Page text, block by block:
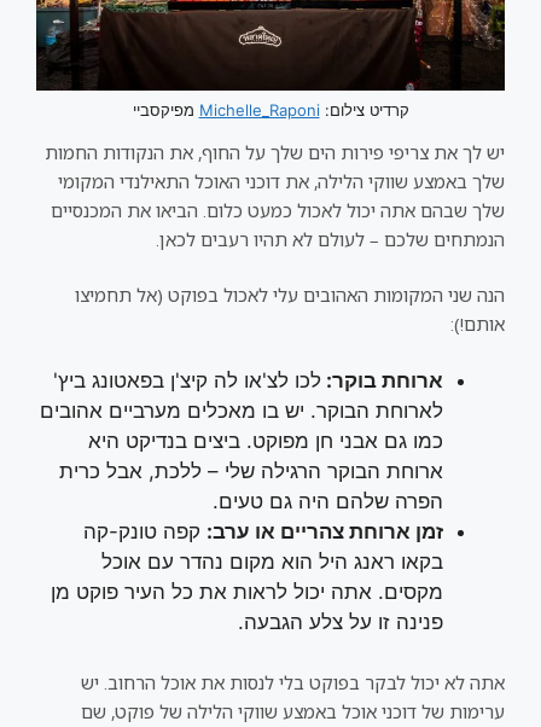
קרדיט צילום:Michelle_Raponi מפיקסביי
יש לך את צריפי פירות הים שלך על החוף, את הנקודות החמות
שלך באמצע שווקי הלילה, את דוכני האוכל התאילנדי המקומי
שלך שבהם אתה יכול לאכול כמעט כלום. הביאו את המכנסיים
הנמתחים שלכם – לעולם לא תהיו רעבים לכאן.
הנה שני המקומות האהובים עלי לאכול בפוקט (אל תחמיצו
אותם!):
ארוחת בוקר: לכו לצ'או לה קיצ'ן בפאטונג ביץ'
לארוחת הבוקר. יש בו מאכלים מערביים אהובים
כמו גם אבני חן מפוקט. ביצים בנדיקט היא
ארוחת הבוקר הרגילה שלי – ללכת, אבל כרית
הפרה שלהם היה גם טעים.
זמן ארוחת צהריים או ערב: קפה טונק-קה
בקאו ראנג היל הוא מקום נהדר עם אוכל
מקסים. אתה יכול לראות את כל העיר פוקט מן
פנינה זו על צלע הגבעה.
אתה לא יכול לבקר בפוקט בלי לנסות את אוכל הרחוב. יש
ערימות של דוכני אוכל באמצע שווקי הלילה של פוקט, שם